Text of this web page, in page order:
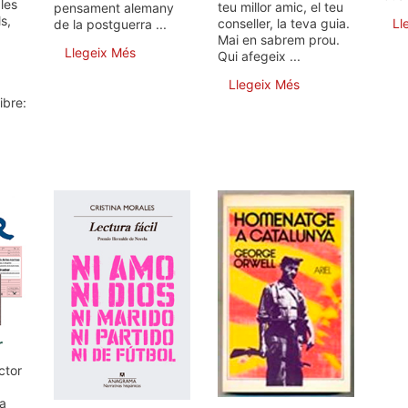
pensament alemany
de la postguerra ...
Llegeix Més
teu millor amic, el teu
conseller, la teva guia.
Mai en sabrem prou.
Qui afegeix ...
Llegeix Més